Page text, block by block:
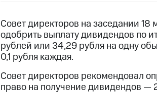
Совет директоров на заседании
одобрить выплату дивидендов по
рублей или 34,29 рубля на одну
0,1 рубля каждая.
Совет директоров рекомендовал
право на получение дивидендов —